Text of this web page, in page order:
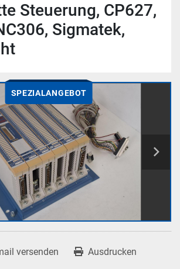
Steuerung, CP627,
Sigmatek,
SPEZIALANGEBOT
versenden Ausdrucken